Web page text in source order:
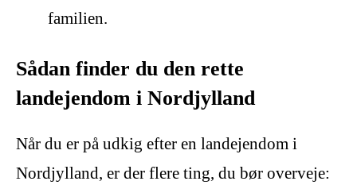
familien.
Sådan finder du den rette
landejendom i Nordjylland
Når du er på udkig efter en landejendom i
Nordjylland, er der flere ting, du bør overveje: